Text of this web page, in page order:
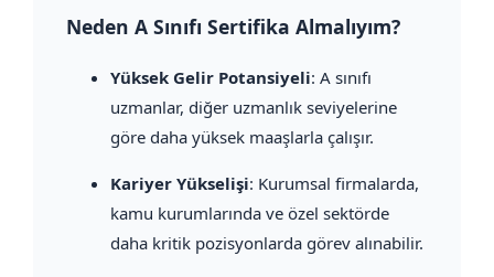
Neden A Sınıfı Sertifika Almalıyım?
Yüksek Gelir Potansiyeli: A sınıfı
uzmanlar, diğer uzmanlık seviyelerine
göre daha yüksek maaşlarla çalışır.
Kariyer Yükselişi: Kurumsal firmalarda,
kamu kurumlarında ve özel sektörde
daha kritik pozisyonlarda görev alınabilir.